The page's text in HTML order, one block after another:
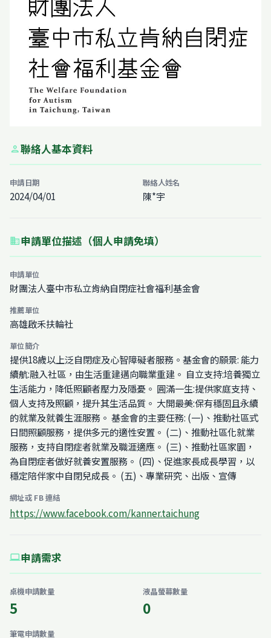
person聯絡人基本資料
申請日期
2024/04/01
聯絡人姓名
陳*宇
business申請單位描述（個人申請免填）
申請單位
財團法人臺中市私立肯納自閉症社會福利基金會
推薦單位
高雄啟禾扶輪社
單位簡介
提供18歲以上泛自閉症及心智障礙者服務。基金會的願景: 能力
續航:融入社區，由生活重建邁向職業重建。 自立支持:培養獨立
生活能力，降低照顧者壓力及隱憂。 圓滿一生:提供家庭支持、
個人支持及照顧，提升其生活品質。 大開最美:保有穩固且永續
的就業及就養生涯服務。 基金會的主要任務: (一)、推動社區式
日間照顧服務，提供多元的適性安置。 (二)、推動社區化就業
服務，支持自閉症者就業及職涯適應。 (三)、推動社區家園，
為自閉症者做好就養安置服務。 (四)、促進家長成長學習，以
穩定陪伴家中自閉兒成長。 (五)、專業研究、出版、宣傳
網址或 FB 連結
https://www.facebook.com/kanner.taichung
computer申請需求
桌機申請數量
5
液晶螢幕數量
0
筆電申請數量